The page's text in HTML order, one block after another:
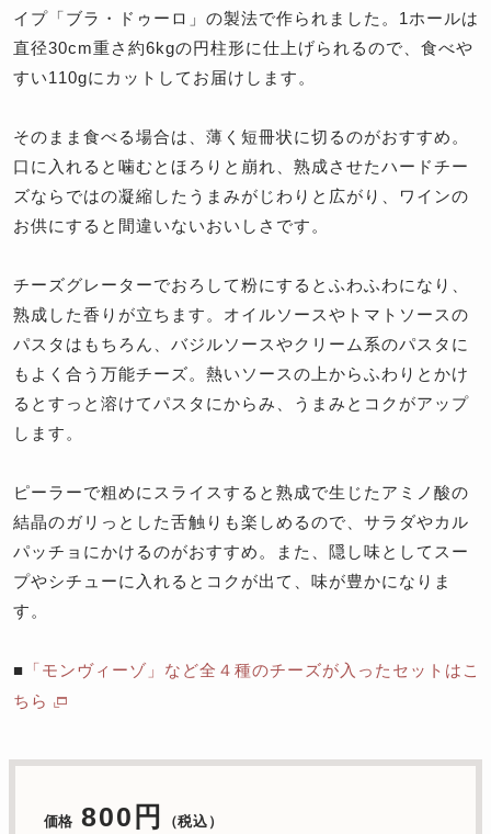
イプ「ブラ・ドゥーロ」の製法で作られました。1ホールは
直径30cm重さ約6kgの円柱形に仕上げられるので、食べや
すい110gにカットしてお届けします。
そのまま食べる場合は、薄く短冊状に切るのがおすすめ。
口に入れると噛むとほろりと崩れ、熟成させたハードチー
ズならではの凝縮したうまみがじわりと広がり、ワインの
お供にすると間違いないおいしさです。
チーズグレーターでおろして粉にするとふわふわになり、
熟成した香りが立ちます。オイルソースやトマトソースの
パスタはもちろん、バジルソースやクリーム系のパスタに
もよく合う万能チーズ。熱いソースの上からふわりとかけ
るとすっと溶けてパスタにからみ、うまみとコクがアップ
します。
ピーラーで粗めにスライスすると熟成で生じたアミノ酸の
結晶のガリっとした舌触りも楽しめるので、サラダやカル
パッチョにかけるのがおすすめ。また、隠し味としてスー
プやシチューに入れるとコクが出て、味が豊かになりま
す。
■ 「モンヴィーゾ」など全４種のチーズが入ったセットはこ
ちら
価格 800円 （税込）